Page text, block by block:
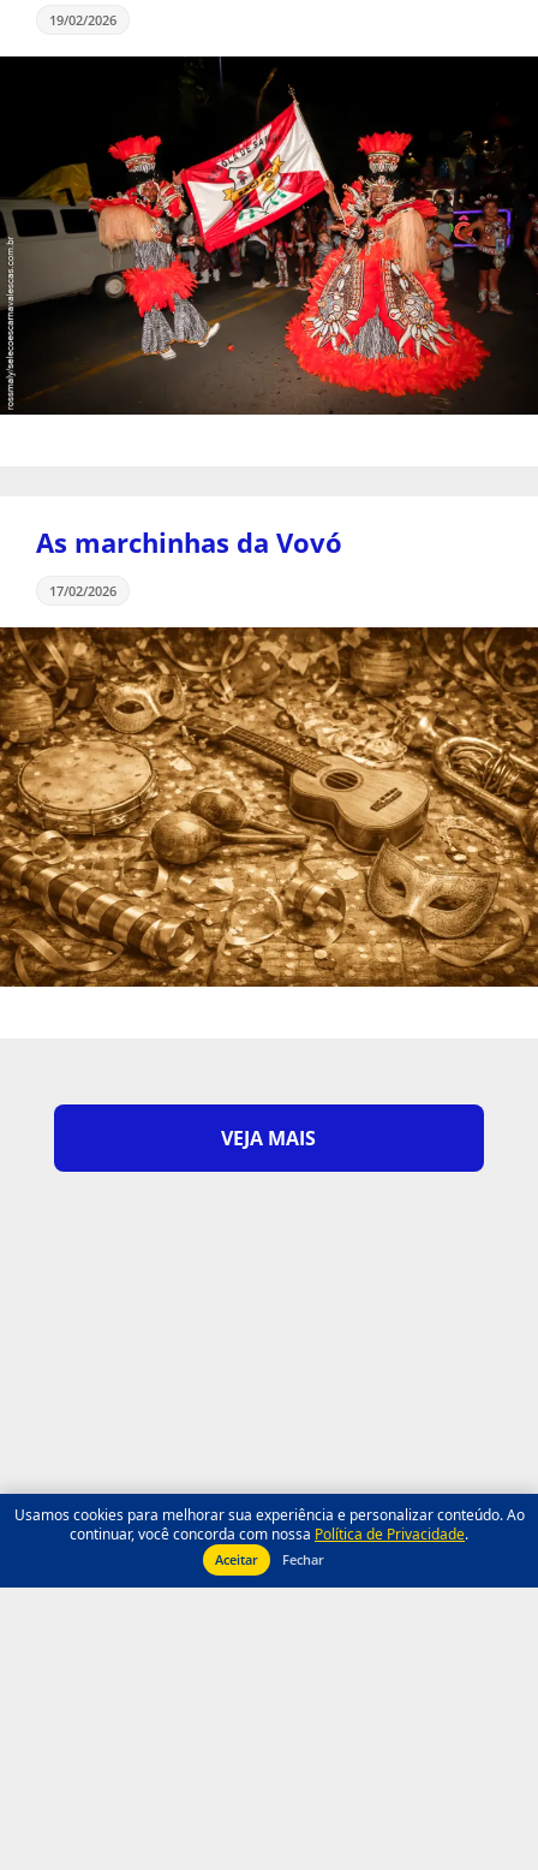
19/02/2026
As marchinhas da Vovó
17/02/2026
VEJA MAIS
Usamos cookies para melhorar sua experiência e personalizar conteúdo. Ao
continuar, você concorda com nossa Política de Privacidade.
Aceitar Fechar